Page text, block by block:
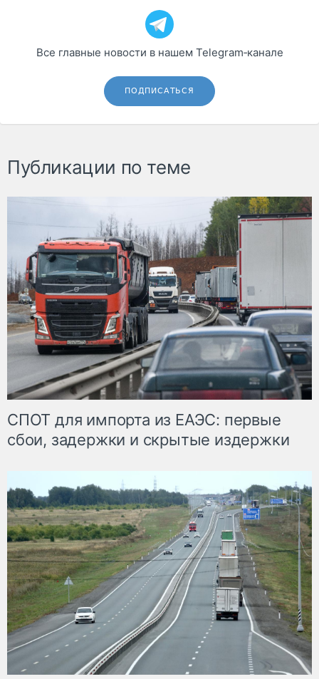
Все главные новости в нашем Telegram‑канале
ПОДПИСАТЬСЯ
Публикации по теме
СПОТ для импорта из ЕАЭС: первые
сбои, задержки и скрытые издержки